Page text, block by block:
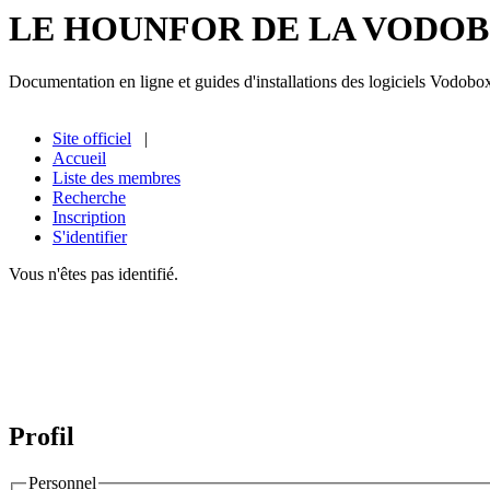
LE HOUNFOR DE LA
Documentation en ligne et guides d'installations des logiciels
Site officiel |
Accueil
Liste des membres
Recherche
Inscription
S'identifier
Vous n'êtes pas identifié.
Profil
Personnel